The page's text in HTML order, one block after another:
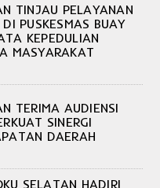
TINJAU PELAYANAN
PUSKESMAS BUAY
KEPEDULIAN
MASYARAKAT
TERIMA AUDIENSI
SINERGI
DAERAH
SELATAN HADIRI